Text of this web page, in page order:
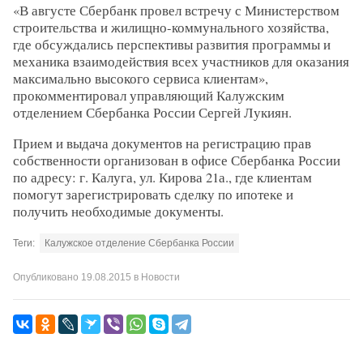
«В августе Сбербанк провел встречу с Министерством
строительства и жилищно-коммунального хозяйства,
где обсуждались перспективы развития программы и
механика взаимодействия всех участников для оказания
максимально высокого сервиса клиентам»,
прокомментировал управляющий Калужским
отделением Сбербанка России Сергей Лукиян.
Прием и выдача документов на регистрацию прав
собственности организован в офисе Сбербанка России
по адресу: г. Калуга, ул. Кирова 21а., где клиентам
помогут зарегистрировать сделку по ипотеке и
получить необходимые документы.
Теги: Калужское отделение Сбербанка России
Опубликовано 19.08.2015 в Новости